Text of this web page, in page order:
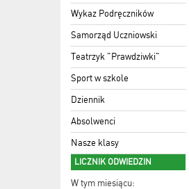
Wykaz Podręczników
Samorząd Uczniowski
Teatrzyk "Prawdziwki"
Sport w szkole
Dziennik
Absolwenci
Nasze klasy
LICZNIK ODWIEDZIN
W tym miesiącu: